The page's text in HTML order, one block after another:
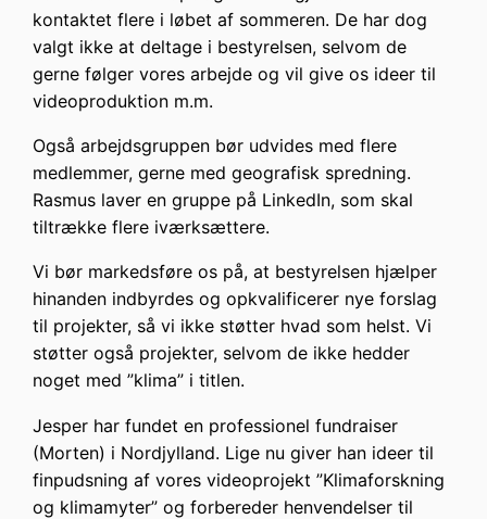
kontaktet flere i løbet af sommeren. De har dog
valgt ikke at deltage i bestyrelsen, selvom de
gerne følger vores arbejde og vil give os ideer til
videoproduktion m.m.
Også arbejdsgruppen bør udvides med flere
medlemmer, gerne med geografisk spredning.
Rasmus laver en gruppe på LinkedIn, som skal
tiltrække flere iværksættere.
Vi bør markedsføre os på, at bestyrelsen hjælper
hinanden indbyrdes og opkvalificerer nye forslag
til projekter, så vi ikke støtter hvad som helst. Vi
støtter også projekter, selvom de ikke hedder
noget med ”klima” i titlen.
Jesper har fundet en professionel fundraiser
(Morten) i Nordjylland. Lige nu giver han ideer til
finpudsning af vores videoprojekt ”Klimaforskning
og klimamyter” og forbereder henvendelser til